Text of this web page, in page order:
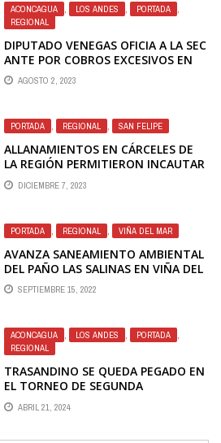
ACONCAGUA , LOS ANDES , PORTADA
,
REGIONAL
DIPUTADO VENEGAS OFICIA A LA SEC
ANTE POR COBROS EXCESIVOS EN
CUENTA DE LUZ ELÉCTRICA EN LOS
ANDES
AGOSTO 2, 2023
PORTADA , REGIONAL , SAN FELIPE
ALLANAMIENTOS EN CÁRCELES DE
LA REGIÓN PERMITIERON INCAUTAR
CELULARES, DROGAS Y ARMAS
BLANCAS
DICIEMBRE 7, 2023
PORTADA REGIONAL VIÑA DEL MAR
AVANZA SANEAMIENTO AMBIENTAL
DEL PAÑO LAS SALINAS EN VIÑA DEL
MARSEPTIEMBRE 15, 2022
ACONCAGUA , LOS ANDES , PORTADA
,
REGIONAL
TRASANDINO SE QUEDA PEGADO EN
EL TORNEO DE SEGUNDA
ABRIL 21, 2024